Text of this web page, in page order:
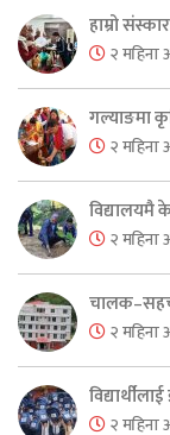
हाम्रो
२ महिना
गल्याङमा
२ महिना
विद्यालयमै
२ महिना
२ महिना
२ महिना